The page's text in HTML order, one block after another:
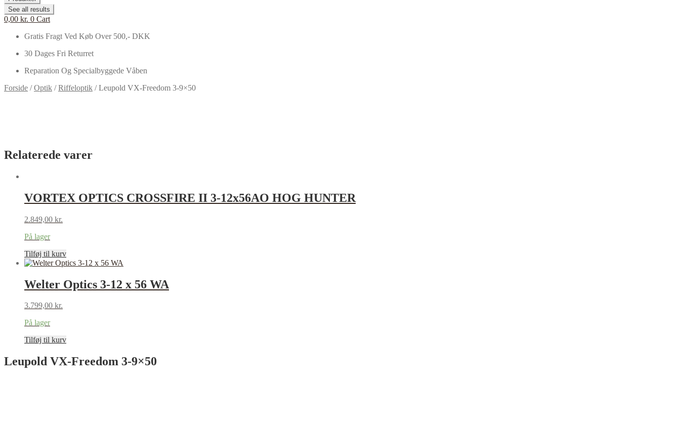
See all results
0,00 kr. 0 Cart
Gratis Fragt Ved Køb Over 500,- DKK
30 Dages Fri Returret
Reparation Og Specialbyggede Våben
Forside /Optik /Riffeloptik /Leupold VX-Freedom 3-9×50
Relaterede varer
VORTEX OPTICS CROSSFIRE II 3-12x56AO HOG HUNTER
2.849,00 kr.
På lager
Tilføj til kurv
Welter Optics 3-12 x 56 WA
3.799,00 kr.
På lager
Tilføj til kurv
Leupold VX-Freedom 3-9×50